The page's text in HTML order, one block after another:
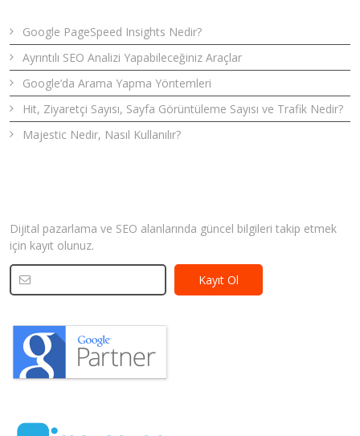
Google PageSpeed Insights Nedir?
Ayrıntılı SEO Analizi Yapabileceğiniz Araçlar
Google’da Arama Yapma Yöntemleri
Hit, Ziyaretçi Sayısı, Sayfa Görüntüleme Sayısı ve Trafik Nedir?
Majestic Nedir, Nasıl Kullanılır?
Dijital pazarlama ve SEO alanlarında güncel bilgileri takip etmek
için kayıt olunuz.